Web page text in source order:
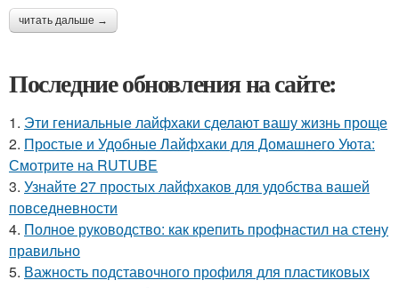
читать дальше →
Последние обновления на сайте:
1. Эти гениальные лайфхаки сделают вашу жизнь проще
2. Простые и Удобные Лайфхаки для Домашнего Уюта:
Смотрите на RUTUBE
3. Узнайте 27 простых лайфхаков для удобства вашей
повседневности
4. Полное руководство: как крепить профнастил на стену
правильно
5. Важность подставочного профиля для пластиковых